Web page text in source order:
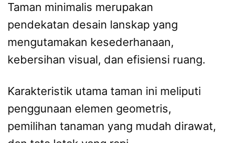
Taman minimalis merupakan
pendekatan desain lanskap yang
mengutamakan kesederhanaan,
kebersihan visual, dan efisiensi ruang.
Karakteristik utama taman ini meliputi
penggunaan elemen geometris,
pemilihan tanaman yang mudah dirawat,